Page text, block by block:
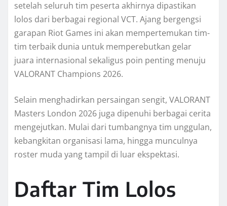
setelah seluruh tim peserta akhirnya dipastikan
lolos dari berbagai regional VCT. Ajang bergengsi
garapan Riot Games ini akan mempertemukan tim-
tim terbaik dunia untuk memperebutkan gelar
juara internasional sekaligus poin penting menuju
VALORANT Champions 2026.
Selain menghadirkan persaingan sengit, VALORANT
Masters London 2026 juga dipenuhi berbagai cerita
mengejutkan. Mulai dari tumbangnya tim unggulan,
kebangkitan organisasi lama, hingga munculnya
roster muda yang tampil di luar ekspektasi.
Daftar Tim Lolos